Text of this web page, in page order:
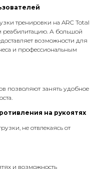
тренировки на ARC Total
А большой
возможности для
и профессиональным
позволяют занять удобное
на рукоятях
не отвлекаясь от
и возможность